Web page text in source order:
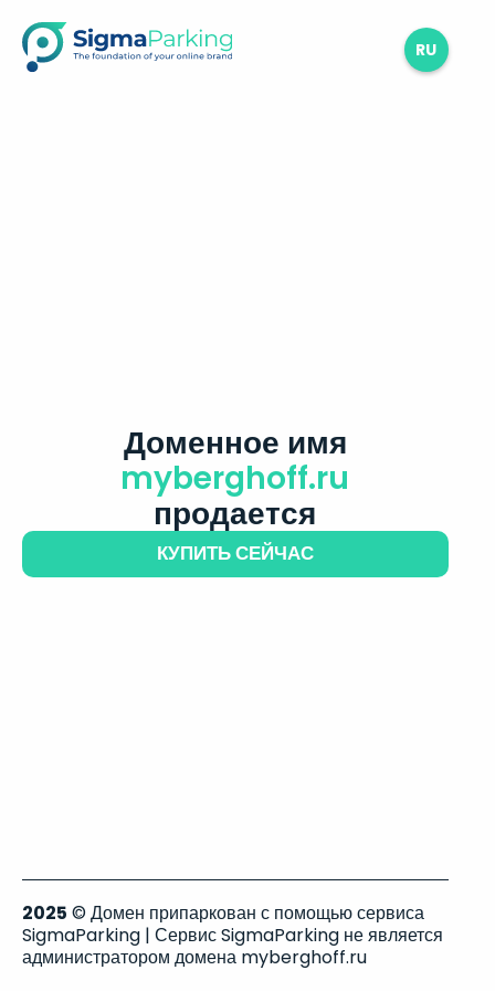
RU
Доменное имя
myberghoff.ru
продается
КУПИТЬ СЕЙЧАС
2025 © Домен припаркован с помощью сервиса
SigmaParking | Сервис SigmaParking не является
администратором домена myberghoff.ru